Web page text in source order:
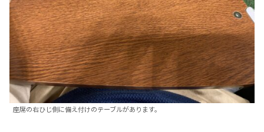
座席の右ひじ側に備え付けのテーブルがあります。